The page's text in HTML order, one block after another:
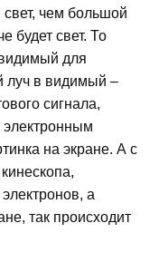
чем большой
будет свет. То
для
луч в видимый –
сигнала,
на экране. А с
а
так происходит